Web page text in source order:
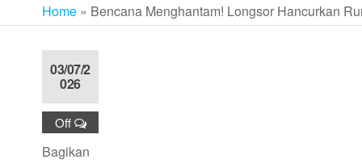
Home » Bencana Menghantam! Longsor Hancurkan
03/07/2
026
Off
Bagikan